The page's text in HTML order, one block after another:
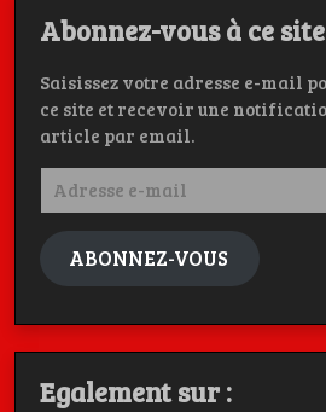
Abonnez-vous à ce
Saisissez votre adresse e-mail
ce site et recevoir une
article par email.
Adresse
mail
ABONNEZ-VOUS
Egalement sur :